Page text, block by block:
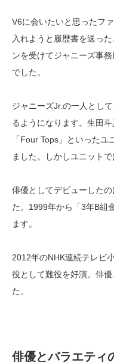
V6に会いたいと思ったフ
入れようと履歴書を送っ
ンを受けてジャニーズ事
でした。
ジャニーズJr.の一人とし
るようになります。生田
「Four Tops」といった
ました。しかしユニット
俳優としてデビューした
た。1999年から「3年B組
ます。
2012年のNHK連続テレビ
役として難役を好演。俳
た。
俳優とバラエティ